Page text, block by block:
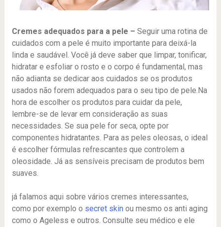
Cremes adequados para a pele – Seguir uma rotina de
cuidados com a pele é muito importante para deixá-la
linda e saudável. Você já deve saber que limpar, tonificar,
hidratar e esfoliar o rosto e o corpo é fundamental, mas
não adianta se dedicar aos cuidados se os produtos
usados não forem adequados para o seu tipo de pele.Na
hora de escolher os produtos para cuidar da pele,
lembre-se de levar em consideração as suas
necessidades. Se sua pele for seca, opte por
componentes hidratantes. Para as peles oleosas, o ideal
é escolher fórmulas refrescantes que controlem a
oleosidade. Já as sensíveis precisam de produtos bem
suaves.
já falamos aqui sobre vários cremes interessantes,
como por exemplo o secret skinou mesmo os anti aging
como o Ageless e outros. Consulte seu médico e ele